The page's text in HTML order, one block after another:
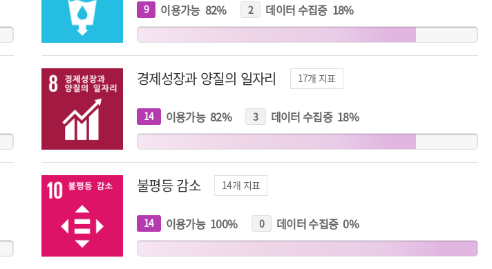
9개
지
표
이용가능 82% 2개
지
표
데이터 수집중 18%
경제성장과 양질의 일자리 17개 지표
14개
지
표
이용가능 82% 3개
지
표
데이터 수집중 18%
불평등 감소 14개 지표
14개
지
표
이용가능 100% 0개
지
표
데이터 수집중 0%